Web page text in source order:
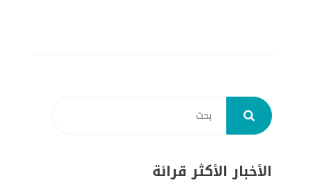
الأخبار الأكثر قرائة